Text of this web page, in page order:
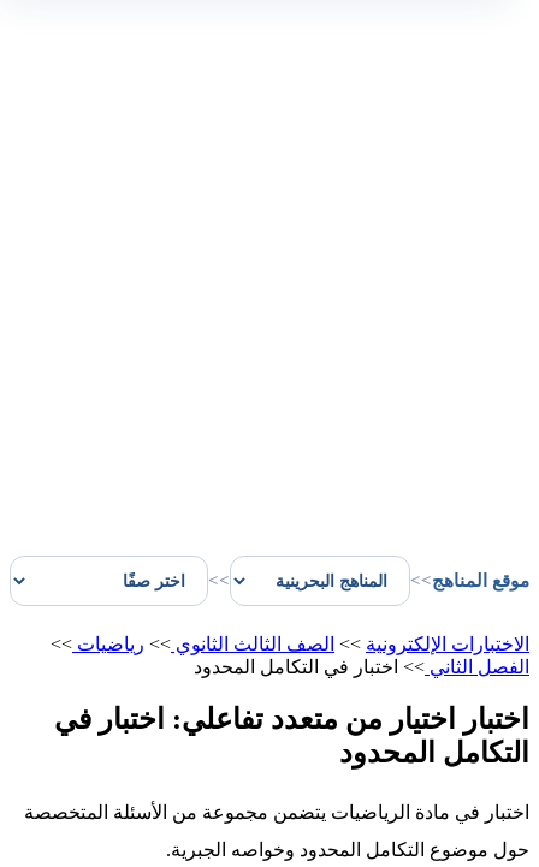
موقع المناهج>>
>>
الاختبارات الإلكترونية >> الصف الثالث الثانوي >> رياضيات >>
الفصل الثاني >> اختبار في التكامل المحدود
اختبار اختيار من متعدد تفاعلي: اختبار في
التكامل المحدود
اختبار في مادة الرياضيات يتضمن مجموعة من الأسئلة المتخصصة
حول موضوع التكامل المحدود وخواصه الجبرية.